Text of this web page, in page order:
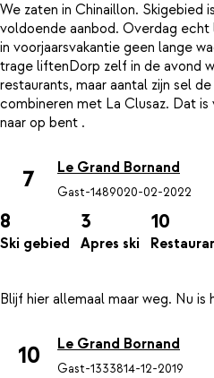
We zaten in Chinaillon. Skigebied
voldoende aanbod. Overdag
in voorjaarsvakantie geen lange
trage liftenDorp zelf in de avond
restaurants, maar aantal zijn sel
combineren met La Clusaz. Dat
7 Le Grand Bornand
Gast-1489020-02-2022
8
Ski gebied
3
Apres ski
10
10 Le Grand Bornand
Gast-1333814-12-2019